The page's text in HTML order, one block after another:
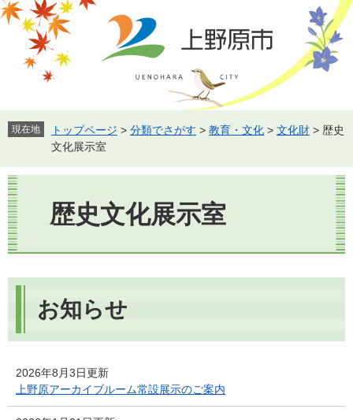
ペ
ー
す。
メ
ニ
し
て
文
へ
現在地 トップページ > 分類でさがす > 教育・文化 > 文化財 > 歴史
文化展示室
本
文
歴史文化展示室
お知らせ
2026年8月3日更新
上野原アーカイブルーム常設展示のご案内